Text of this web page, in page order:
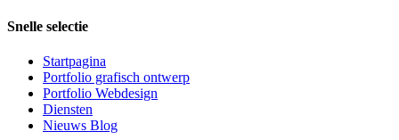
Snelle selectie
Startpagina
Portfolio grafisch ontwerp
Portfolio Webdesign
Diensten
Nieuws Blog